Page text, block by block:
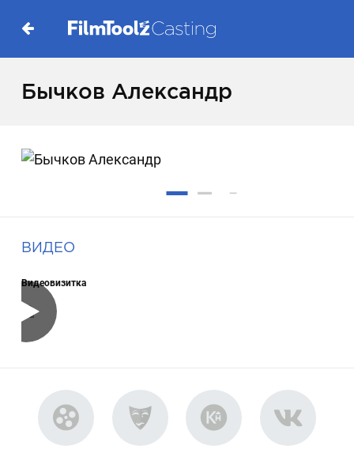
Бычков Александр
ВИДЕО
Видеовизитка